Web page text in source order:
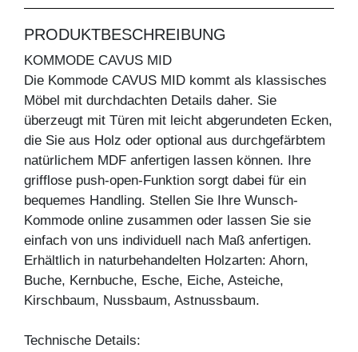
PRODUKTBESCHREIBUNG
KOMMODE CAVUS MID
Die Kommode CAVUS MID kommt als klassisches
Möbel mit durchdachten Details daher. Sie
überzeugt mit Türen mit leicht abgerundeten Ecken,
die Sie aus Holz oder optional aus durchgefärbtem
natürlichem MDF anfertigen lassen können. Ihre
grifflose push-open-Funktion sorgt dabei für ein
bequemes Handling. Stellen Sie Ihre Wunsch-
Kommode online zusammen oder lassen Sie sie
einfach von uns individuell nach Maß anfertigen.
Erhältlich in naturbehandelten Holzarten: Ahorn,
Buche, Kernbuche, Esche, Eiche, Asteiche,
Kirschbaum, Nussbaum, Astnussbaum.
Technische Details: